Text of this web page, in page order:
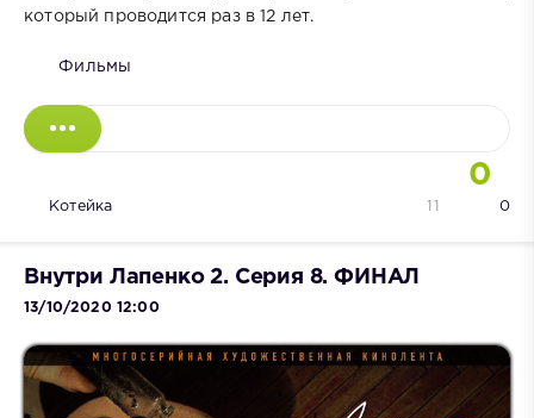
который проводится раз в 12 лет.
Фильмы
0
Котейка 0
11
Внутри Лапенко 2. Серия 8. ФИНАЛ
13/10/2020 12:00